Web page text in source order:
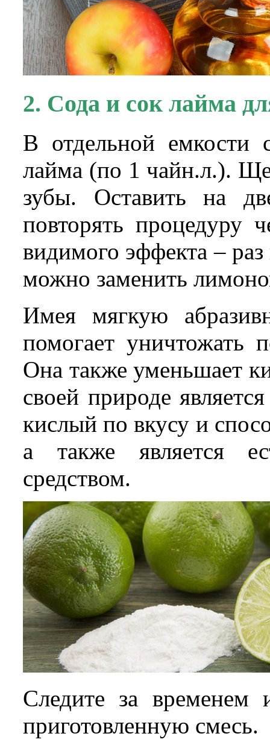
2. Сода и сок лайма
В отдельной
лайма (по 1 чайн.л.).
зубы. Оставить на
повторять процедуру
видимого эффекта –
можно заменить
Имея мягкую
помогает уничтожать
Она также уменьшает
своей природе
кислый по вкусу и
а также является
средством.
Следите за временем
приготовленную смесь.